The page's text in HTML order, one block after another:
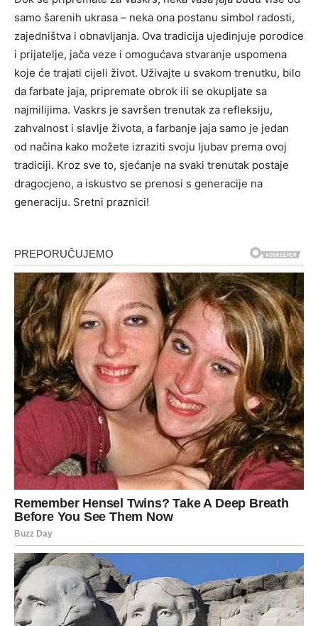
samo šarenih ukrasa – neka ona postanu simbol radosti,
zajedništva i obnavljanja. Ova tradicija ujedinjuje porodice
i prijatelje, jača veze i omogućava stvaranje uspomena
koje će trajati cijeli život. Uživajte u svakom trenutku, bilo
da farbate jaja, pripremate obrok ili se okupljate sa
najmilijima. Vaskrs je savršen trenutak za refleksiju,
zahvalnost i slavlje života, a farbanje jaja samo je jedan
od načina kako možete izraziti svoju ljubav prema ovoj
tradiciji. Kroz sve to, sjećanje na svaki trenutak postaje
dragocjeno, a iskustvo se prenosi s generacije na
generaciju. Sretni praznici!